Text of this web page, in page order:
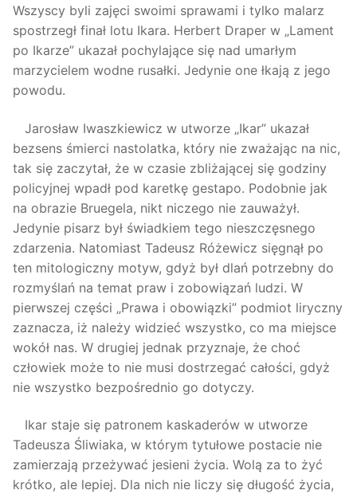
Wszyscy byli zajęci swoimi sprawami i tylko malarz
spostrzegł finał lotu Ikara. Herbert Draper w „Lament
po Ikarze” ukazał pochylające się nad umarłym
marzycielem wodne rusałki. Jedynie one łkają z jego
powodu.
Jarosław Iwaszkiewicz w utworze „Ikar” ukazał
bezsens śmierci nastolatka, który nie zważając na nic,
tak się zaczytał, że w czasie zbliżającej się godziny
policyjnej wpadł pod karetkę gestapo. Podobnie jak
na obrazie Bruegela, nikt niczego nie zauważył.
Jedynie pisarz był świadkiem tego nieszczęsnego
zdarzenia. Natomiast Tadeusz Różewicz sięgnął po
ten mitologiczny motyw, gdyż był dlań potrzebny do
rozmyślań na temat praw i zobowiązań ludzi. W
pierwszej części „Prawa i obowiązki” podmiot liryczny
zaznacza, iż należy widzieć wszystko, co ma miejsce
wokół nas. W drugiej jednak przyznaje, że choć
człowiek może to nie musi dostrzegać całości, gdyż
nie wszystko bezpośrednio go dotyczy.
Ikar staje się patronem kaskaderów w utworze
Tadeusza Śliwiaka, w którym tytułowe postacie nie
zamierzają przeżywać jesieni życia. Wolą za to żyć
krótko, ale lepiej. Dla nich nie liczy się długość życia,